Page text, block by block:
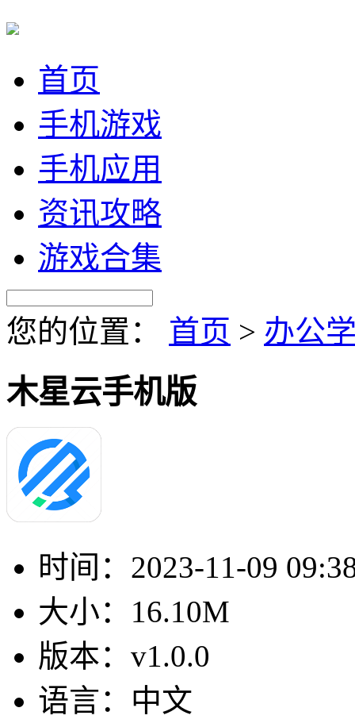
首页
手机游戏
手机应用
资讯攻略
游戏合集
您的位置： 首页 > 办公
木星云手机版
时间： 2023-11-09
大小： 16.10M
版本： v1.0.0
语言： 中文